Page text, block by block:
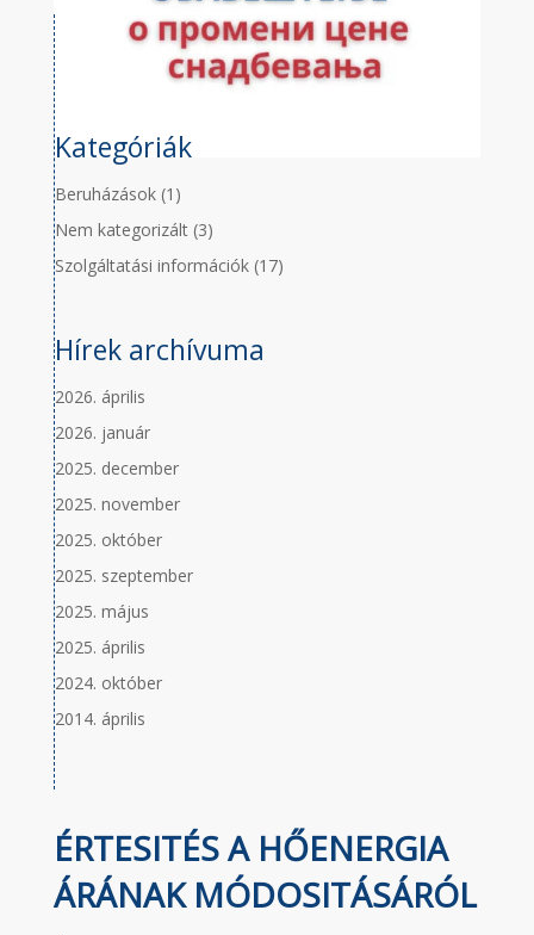
Kategóriák
Beruházások(1)
Nem kategorizált(3)
Szolgáltatási információk(17)
Hírek archívuma
2026. április
2026. január
2025. december
2025. november
2025. október
2025. szeptember
2025. május
2025. április
2024. október
2014. április
ÉRTESITÉS A HŐENERGIA
ÁRÁNAK MÓDOSITÁSÁRÓL